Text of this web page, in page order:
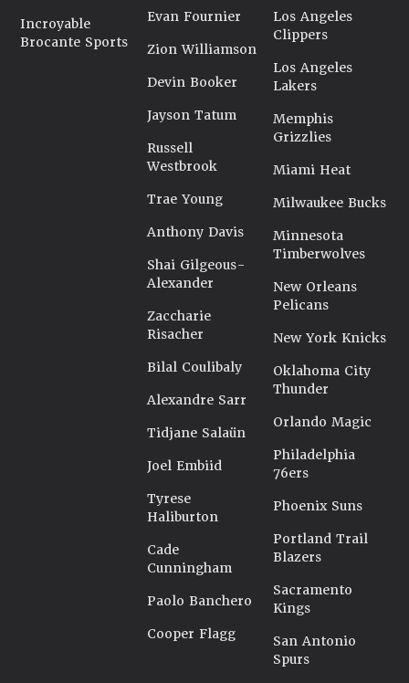
Incroyable
Brocante Sports
Evan Fournier
Zion Williamson
Devin Booker
Jayson Tatum
Russell
Westbrook
Trae Young
Anthony Davis
Shai Gilgeous-
Alexander
Zaccharie
Risacher
Bilal Coulibaly
Alexandre Sarr
Tidjane Salaün
Joel Embiid
Tyrese
Haliburton
Cade
Cunningham
Paolo Banchero
Cooper Flagg
Los Angeles
Clippers
Los Angeles
Lakers
Memphis
Grizzlies
Miami Heat
Milwaukee Bucks
Minnesota
Timberwolves
New Orleans
Pelicans
New York Knicks
Oklahoma City
Thunder
Orlando Magic
Philadelphia
76ers
Phoenix Suns
Portland Trail
Blazers
Sacramento
Kings
San Antonio
Spurs